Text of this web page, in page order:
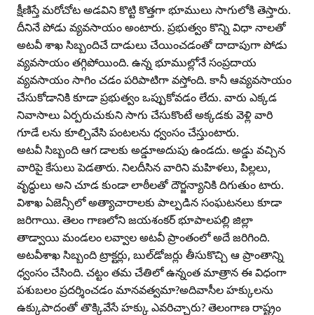
క్షీణిస్తే మరోచోట అడవిని కొట్టి కొత్తగా భూములు సాగులోకి తెస్తారు.
దీనినే పోడు వ్యవసాయం అంటారు. ప్రభుత్వం కొన్ని విధా నాలతో
అటవీ శాఖ సిబ్బందిచే దాడులు చేయించడంతో దాదాపుగా పోడు
వ్యవసాయం తగ్గిపోయింది. ఉన్న భూముల్లోనే సంప్రదాయ
వ్యవసాయం సాగిం చడం పరిపాటిగా వస్తోంది. కానీ ఆవ్యవసాయం
చేసుకోడానికి కూడా ప్రభుత్వం ఒప్పుకోవడం లేదు. వారు ఎక్కడ
నివాసాలు ఏర్పరుచుకుని సాగు చేసుకొంటే అక్కడకు వెళ్లి వారి
గూడే లను కూల్చివేసి పంటలను ధ్వంసం చేస్తుంటారు.
అటవీ సిబ్బంది ఆగ డాలకు అడ్డూఅదుపు ఉండదు. అడ్డు వచ్చిన
వారిపై కేసులు పెడతారు. నిలదీసిన వారిని మహిళలు, పిల్లలు,
వృద్ధులు అని చూడ కుండా లాఠీలతో దౌర్జన్యానికి దిగుతుం టారు.
విశాఖ ఏజెన్సీలో అత్యాచారాలకు పాల్పడిన సంఘటనలు కూడా
జరిగాయి. తెలం గాణలోని జయశంకర్‌ భూపాలపల్లి జిల్లా
తాడ్వాయి మండలం లవ్వాల అటవీ ప్రాంతంలో అదే జరిగింది.
అటవీశాఖ సిబ్బంది ట్రాక్టర్లు, బుల్‌డోజర్లు తీసుకొచ్చి ఆ ప్రాంతాన్ని
ధ్వంసం చేసింది. చట్టం తమ చేతిలో ఉన్నంత మాత్రాన ఈ విధంగా
పశుబలం ప్రదర్శించడం మానవత్వమా?అదివాసీల హక్కులను
ఉక్కుపాదంతో తొక్కివేసే హక్కు ఎవరిచ్చారు? తెలంగాణ రాష్ట్రం